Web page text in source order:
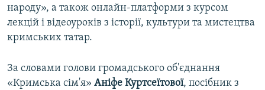
Усі сайти RFE/RL
народу», а також онлайн-платформи з курсом
лекцій і відеоуроків з історії, культури та мистецтва
кримських татар.
За словами голови громадського об'єднання
«Кримська сім'я» Аніфе Куртсеїтової, посібник з